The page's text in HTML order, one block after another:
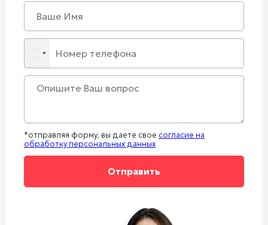
*отправляя форму, вы даете свое согласие на
обработку персональных данных